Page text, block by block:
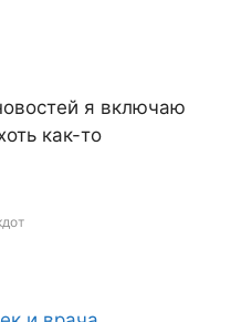
я включаю
как-то